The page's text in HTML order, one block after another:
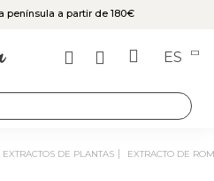
península a partir de 180€
ES
EXTRACTOS DE PLANTAS EXTRACTO DE